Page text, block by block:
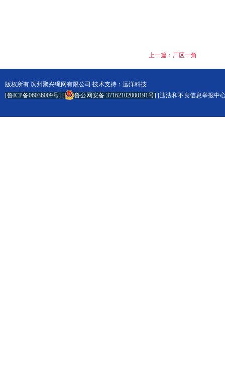
上一篇：厂区一角
版权所有 滨州聚兴绳网有限公司 技术支持： 远洋科技
[鲁ICP备06036009号] [ 鲁公网安备 37162102000191号] [违法和不良信息举报中